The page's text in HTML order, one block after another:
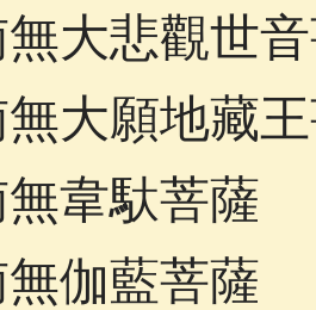
悲觀世音
願地藏王
馱菩薩
藍菩薩